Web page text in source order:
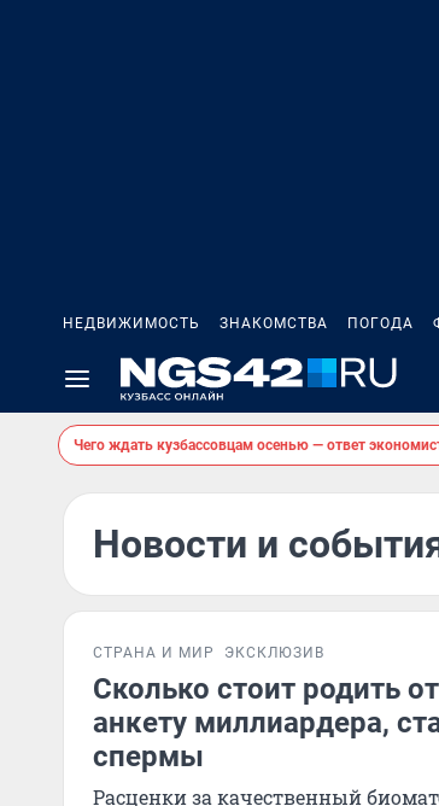
НЕДВИЖИМОСТЬ ЗНАКОМСТВА ПОГОДА
Чего ждать кузбассовцам осенью — ответ
Новости и
СТРАНА И МИР ЭКСКЛЮЗИВ
Сколько стоит родить
анкету миллиардера,
спермы
Расценки за качественный